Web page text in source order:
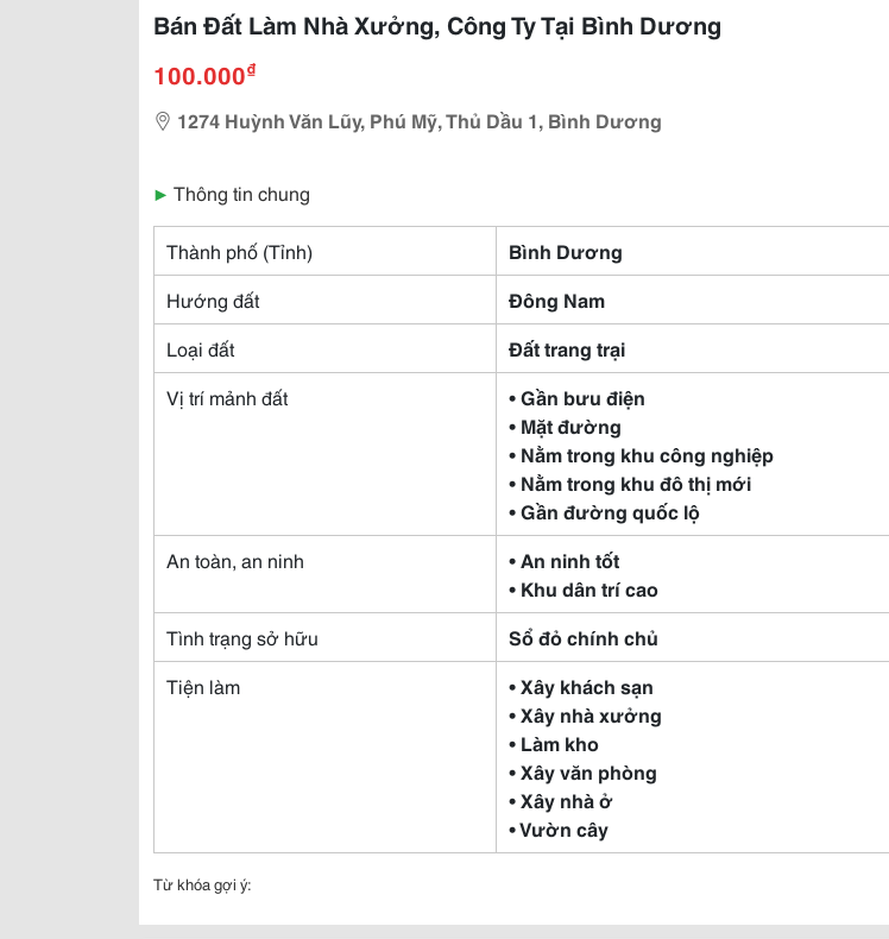
Bán Đất Làm Nhà Xưởng, Công Ty Tại Bình Dương
100.000₫
1274 Huỳnh Văn Lũy, Phú Mỹ, Thủ Dầu 1, Bình Dương
▶ Thông tin chung
Thành phố (Tỉnh)
Bình Dương
Hướng đất
Đông Nam
Loại đất
Đất trang trại
Vị trí mảnh đất
• Gần bưu điện
• Mặt đường
• Nằm trong khu công nghiệp
• Nằm trong khu đô thị mới
• Gần đường quốc lộ
An toàn, an ninh
• An ninh tốt
• Khu dân trí cao
Tình trạng sở hữu
Sổ đỏ chính chủ
Tiện làm
• Xây khách sạn
• Xây nhà xưởng
• Làm kho
• Xây văn phòng
• Xây nhà ở
• Vườn cây
Từ khóa gợi ý: